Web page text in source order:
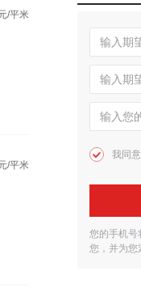
/平米
/平米
我同
您的手机号
您，并为您